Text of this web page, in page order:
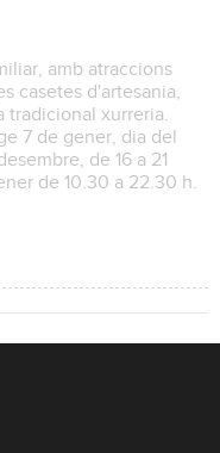
amb atraccions
casetes d'artesania,
tradicional xurreria.
7 de gener, dia del
de 16 a 21
de 10.30 a 22.30 h.